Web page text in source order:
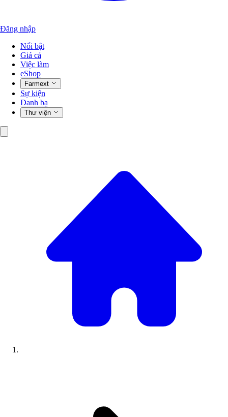
Đăng nhập
Nổi bật
Giá cả
Việc làm
eShop
Farmext
Sự kiện
Danh bạ
Thư viện